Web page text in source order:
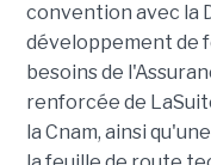
convention avec la
développement de
besoins de
renforcée de
la Cnam, ainsi